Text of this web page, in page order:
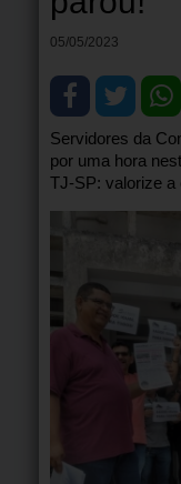
05/05/2023
Servidores da
por uma hora
TJ-SP: valorize a